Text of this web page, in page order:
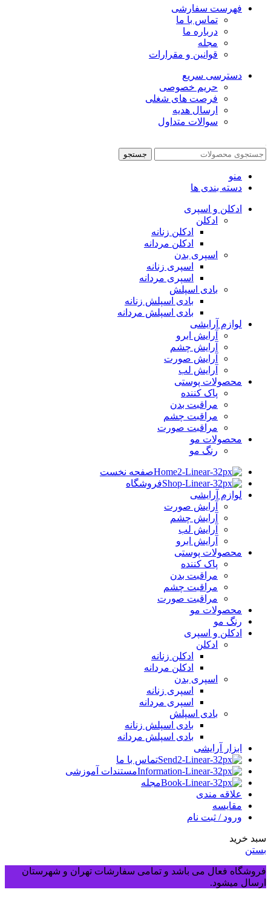
فهرست سفارشی
تماس با ما
درباره ما
مجله
قوانین و مقرارات
دسترسی سریع
حریم خصوصی
فرصت های شغلی
ارسال هدیه
سوالات متداول
جستجو
منو
دسته بندی ها
ادکلن و اسپری
ادکلن
ادکلن زنانه
ادکلن مردانه
اسپری بدن
اسپری زنانه
اسپری مردانه
بادی اسپلش
بادی اسپلش زنانه
بادی اسپلش مردانه
لوازم آرایشی
آرایش ابرو
آرایش چشم
آرایش صورت
آرایش لب
محصولات پوستی
پاک کننده
مراقبت بدن
مراقبت چشم
مراقبت صورت
محصولات مو
رنگ مو
صفحه نخست
فروشگاه
لوازم آرایشی
آرایش صورت
آرایش چشم
آرایش لب
آرایش ابرو
محصولات پوستی
پاک کننده
مراقبت بدن
مراقبت چشم
مراقبت صورت
محصولات مو
رنگ مو
ادکلن و اسپری
ادکلن
ادکلن زنانه
ادکلن مردانه
اسپری بدن
اسپری زنانه
اسپری مردانه
بادی اسپلش
بادی اسپلش زنانه
بادی اسپلش مردانه
ابزار آرایشی
تماس با ما
مستندات آموزشی
مجله
علاقه مندی
مقایسه
ورود / ثبت نام
سبد خرید
بستن
فروشگاه فعال می باشد و تمامی سفارشات تهران و شهرستان
ارسال میشود.